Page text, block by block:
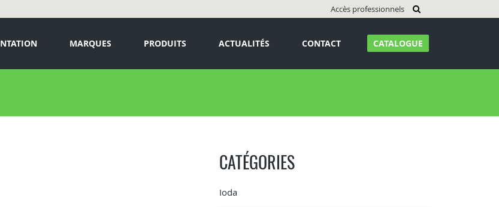
Accès professionnels
MARQUES PRODUITS ACTUALITÉS CONTACT CATALOGUE
CATÉGORIES
Ioda